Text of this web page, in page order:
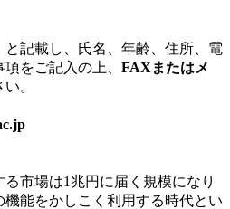
記載し、氏名、年齢、住所、電
をご記入の上、 FAXまたはメ
。
市場は1兆円に届く規模になり
能をかしこく利用する時代とい